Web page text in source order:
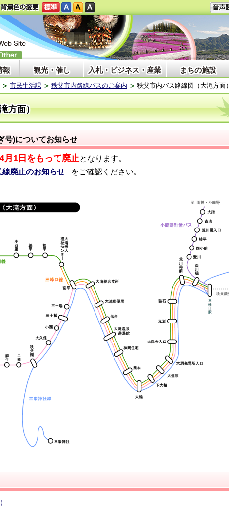
報 観光・催し 入札・ビジネス・産業 まちの施設
市民生活課 秩父市内路線バスのご案内 秩父市内バス路線図（大滝方面）
方面）
号)についてお知らせ
月1日をもって廃止となります。
線廃止のお知らせ をご確認ください。